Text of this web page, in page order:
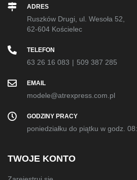
ADRES
Ruszków Drugi, ul. Wesoła 52,
62-604 Kościelec
TELEFON
63 26 16 083 | 509 387 285
EMAIL
modele@atrexpress.com.pl
GODZINY PRACY
poniedziałku do piątku w godz.
TWOJE KONTO